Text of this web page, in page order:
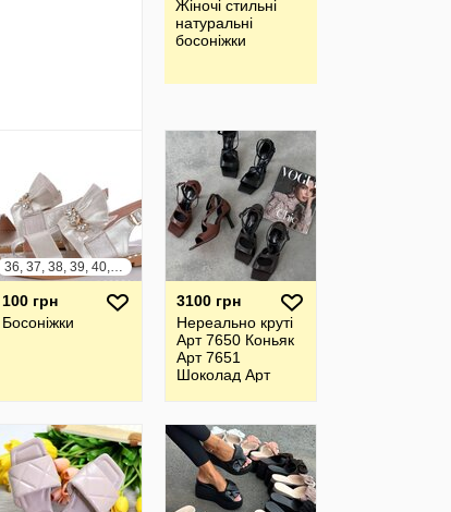
Жіночі стильні
натуральні
босоніжки
36, 37, 38, 39, 40, 41
100 грн
Босоніжки
3100 грн
Нереально круті
Арт 7650 Коньяк
Арт 7651
Шоколад Арт
LIRIO